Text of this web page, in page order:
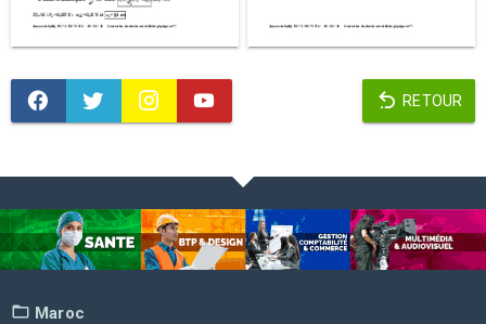
RETOUR
Maroc